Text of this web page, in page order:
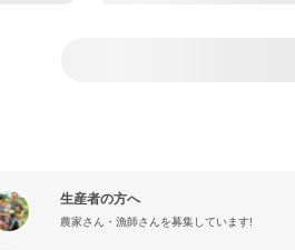
生産者の方へ
農家さん・漁師さんを募集しています!